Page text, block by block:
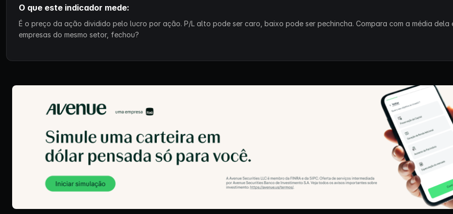
O que este indicador mede:
É o preço da ação dividido pelo lucro por ação. P/L alto pode ser caro, baixo pode ser pechincha. Compara com a média dela
empresas do mesmo setor, fechou?